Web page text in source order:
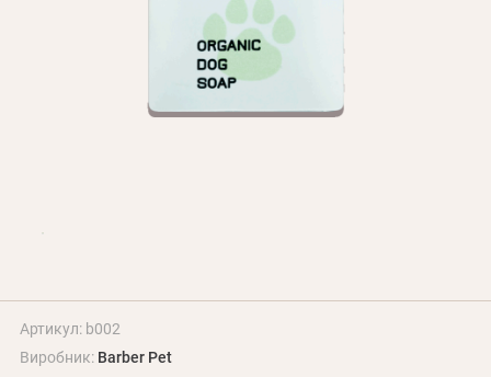
Оплата і доставка
Програма лояльності
Про Нас
Оптовим клієнтам
Артикул: b002
Виробник: Barber Pet